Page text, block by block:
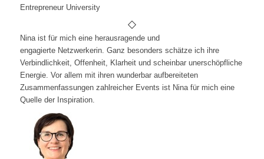
Entrepreneur University
Nina ist für mich eine herausragende und
engagierte Netzwerkerin. Ganz besonders schätze ich ihre
Verbindlichkeit, Offenheit, Klarheit und scheinbar unerschöpfliche
Energie. Vor allem mit ihren wunderbar aufbereiteten
Zusammenfassungen zahlreicher Events ist Nina für mich eine
Quelle der Inspiration.